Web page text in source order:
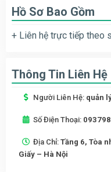
Hồ Sơ Bao Gồm
+ Liên hệ trực tiếp theo
Thông Tin Liên Hệ
Người Liên Hệ: quản
Số Điện Thoại:
Địa Chỉ: Tầng 6, Tòa
Giấy – Hà Nội